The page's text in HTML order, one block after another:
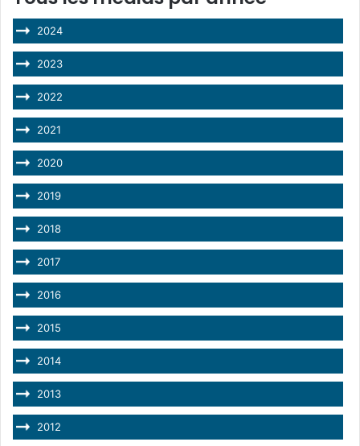
2024
2023
2022
2021
2020
2019
2018
2017
2016
2015
2014
2013
2012